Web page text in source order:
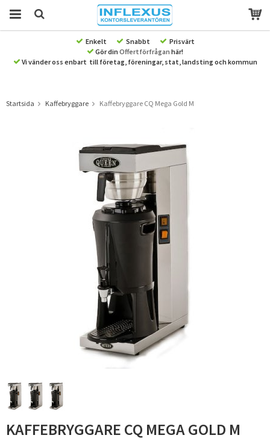
Produkten har blivit tillagd i varukorgen
Enkelt Snabbt
Prisvärt
Gör din Offertförfrågan här!
Vi vänder oss enbart till företag, föreningar, stat, landsting och kommun
Startsida Kaffebryggare Kaffebryggare CQ Mega Gold M
KAFFEBRYGGARE CQ MEGA GOLD M